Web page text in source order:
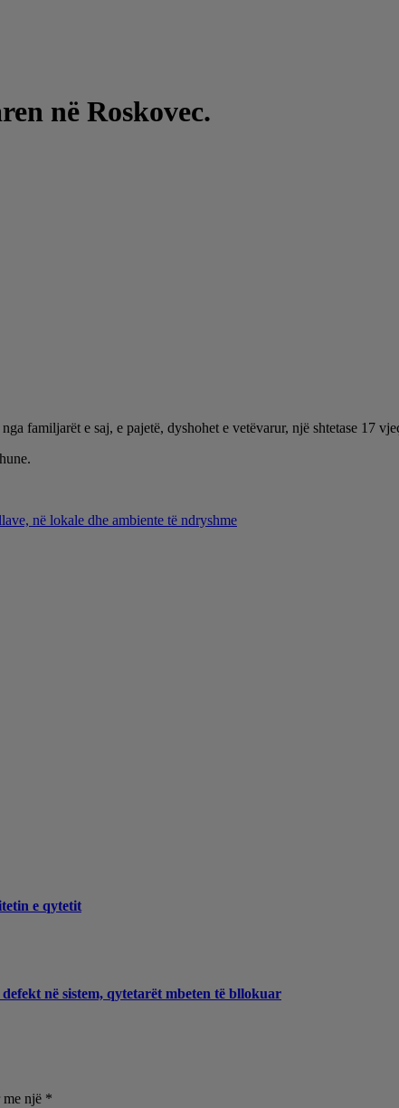
në Roskovec.
familjarët e saj, e pajetë, dyshohet e vetëvarur, një shtetase 17
në lokale dhe ambiente të ndryshme
e qytetit
në sistem, qytetarët mbeten të bllokuar
me një *